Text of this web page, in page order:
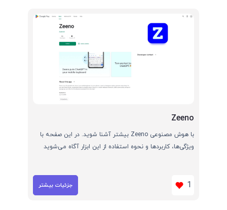
Zeeno
با هوش مصنوعی Zeeno بیشتر آشنا شوید. در این صفحه با
ویژگی‌ها، کاربردها و نحوه استفاده از این ابزار آگاه می‌شوید
1 جزئیات بیشتر